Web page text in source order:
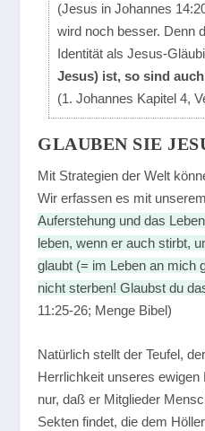
(Jesus in Johannes
wird noch besser. Denn
Identität als Jesus-
Jesus) ist, so sind
(1. Johannes Kapitel 4,
GLAUBEN SIE
Mit Strategien der Welt
Wir erfassen es mit
Auferstehung und das
leben, wenn er auch stirbt,
glaubt (= im Leben an mich
nicht sterben! Glaubst du
11:25-26; Menge Bibel)
Natürlich stellt der Teufel,
Herrlichkeit unseres ewigen
nur, daß er Mitglieder
Sekten findet, die dem